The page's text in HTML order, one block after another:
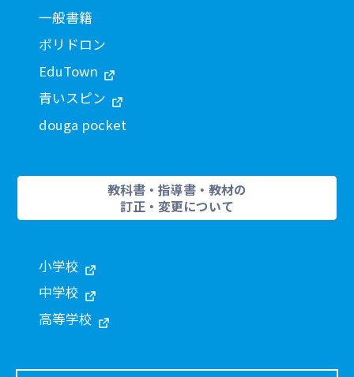
一般書籍
ポリドロン
EduTown
青いスピン
douga pocket
教科書・指導書・教材の
訂正・変更について
小学校
中学校
高等学校